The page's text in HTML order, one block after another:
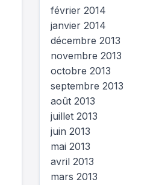
février 2014
janvier 2014
décembre 2013
novembre 2013
octobre 2013
septembre 2013
août 2013
juillet 2013
juin 2013
mai 2013
avril 2013
mars 2013